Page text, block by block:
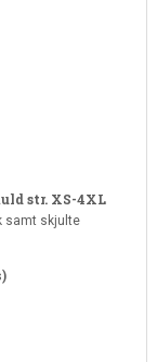
str. XS-4XL
samt skjulte